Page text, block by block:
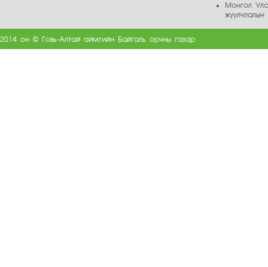
Монгол
2014 он © Говь-Алтай аймгийн Байгаль орчны газар